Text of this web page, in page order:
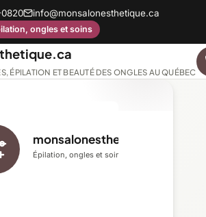
info@monsalonesthetique.ca
ongles et soins
ÉPILATION ET BEAUTÉ DES ONGLES AU QUÉBEC
monsalonesthetique.ca
Épilation, ongles et soins du visage